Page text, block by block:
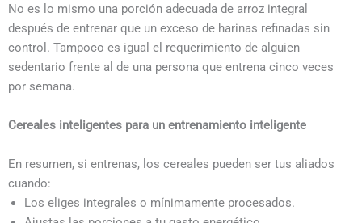
No es lo mismo una porción adecuada de arroz integral
después de entrenar que un exceso de harinas refinadas sin
control. Tampoco es igual el requerimiento de alguien
sedentario frente al de una persona que entrena cinco veces
por semana.
Cereales inteligentes para un entrenamiento inteligente
En resumen, si entrenas, los cereales pueden ser tus aliados
cuando:
Los eliges integrales o mínimamente procesados.